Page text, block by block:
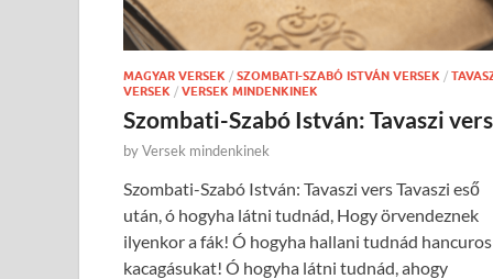
MAGYAR VERSEK / SZOMBATI-SZABÓ ISTVÁN VERSEK /
VERSEK / VERSEK MINDENKINEK
Szombati-Szabó István: Tavaszi vers
byVersek mindenkinek
Szombati-Szabó István: Tavaszi vers Tavaszi eső
után, ó hogyha látni tudnád, Hogy örvendeznek
ilyenkor a fák! Ó hogyha hallani tudnád hancuros
kacagásukat! Ó hogyha látni tudnád, ahogy